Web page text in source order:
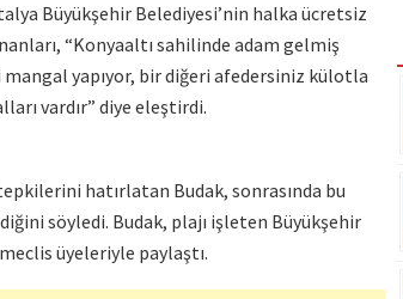
Büyükşehir Belediyesi’nin halka ücretsiz
“Konyaaltı sahilinde adam gelmiş
yapıyor, bir diğeri afedersiniz külotla
vardır” diye eleştirdi.
hatırlatan Budak, sonrasında bu
söyledi. Budak, plajı işleten Büyükşehir
üyeleriyle paylaştı.